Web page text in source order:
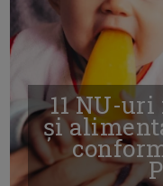
11 NU-
și